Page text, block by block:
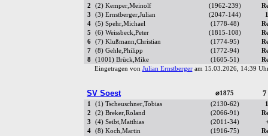
2
(2) Kemper,Meinolf (1962-239)
3
(3) Ernstberger,Julian (2047-144)
4
(5) Spehr,Michael (1778-48)
5
(6) Weissbeck,Peter (1815-108)
6
(7) Klußmann,Christian (1774-95)
7
(8) Gehle,Philipp (1772-94)
8
(1001) Brück,Mike (1605-51)
Eingetragen von Julian Ernstbergeram 15.03.2026, 14:39
SV Soest ⌀1875
1 (1) Tscheuschner,Tobias (2130-62)
2
(2) Breker,Roland (2066-91)
3
(4) Seibt,Matthias (2011-34)
4
(8) Koch,Martin (1916-75)